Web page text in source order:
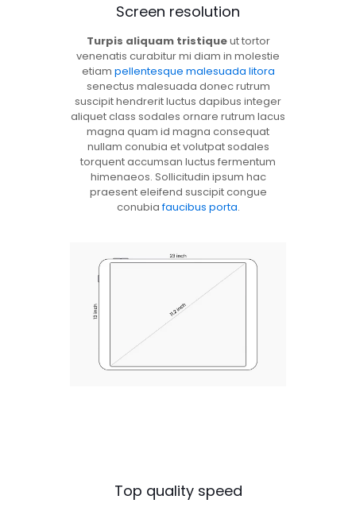
Screen resolution
Turpis aliquam tristiqueut tortor
venenatis curabitur mi diam in molestie
etiam pellentesque malesuada litora
senectus malesuada donec rutrum
suscipit hendrerit luctus dapibus integer
aliquet class sodales ornare rutrum lacus
magna quam id magna consequat
nullam conubia et volutpat sodales
torquent accumsan luctus fermentum
himenaeos. Sollicitudin ipsum hac
praesent eleifend suscipit congue
conubiafaucibus porta.
Top quality speed